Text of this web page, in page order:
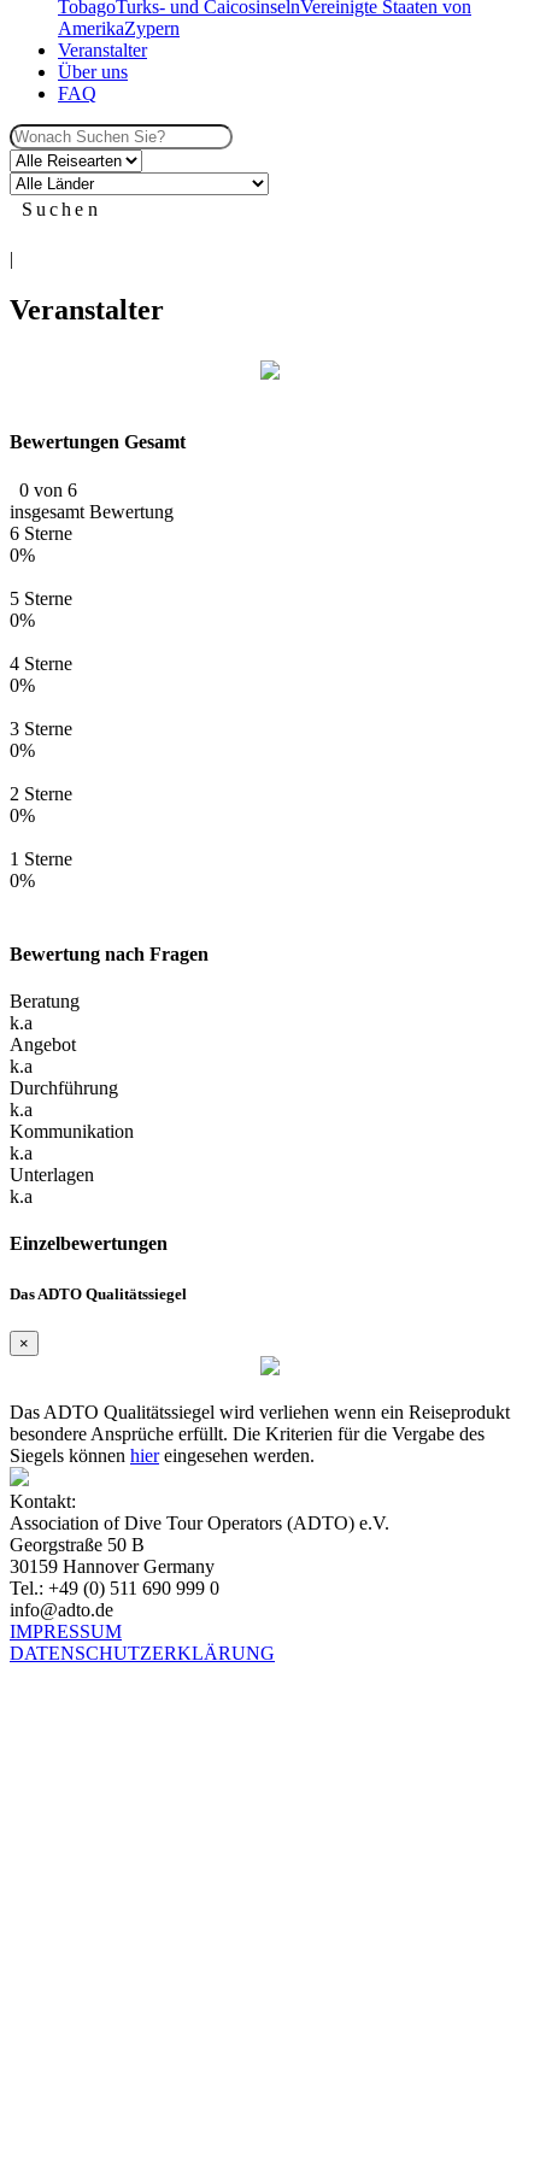
TobagoTurks- und CaicosinselnVereinigte Staaten von
AmerikaZypern
Veranstalter
Über uns
FAQ
Suchen
|
Veranstalter
Bewertungen Gesamt
0 von 6
insgesamt Bewertung
6 Sterne
0%
5 Sterne
0%
4 Sterne
0%
3 Sterne
0%
2 Sterne
0%
1 Sterne
0%
Bewertung nach Fragen
Beratung
k.a
Angebot
k.a
Durchführung
k.a
Kommunikation
k.a
Unterlagen
k.a
Einzelbewertungen
Das ADTO Qualitätssiegel
×
Das ADTO Qualitätssiegel wird verliehen wenn ein Reiseprodukt
besondere Ansprüche erfüllt. Die Kriterien für die Vergabe des
Siegels können hiereingesehen werden.
Kontakt:
Association of Dive Tour Operators (ADTO) e.V.
Georgstraße 50 B
30159 Hannover Germany
Tel.: +49 (0) 511 690 999 0
info@adto.de
IMPRESSUM
DATENSCHUTZERKLÄRUNG